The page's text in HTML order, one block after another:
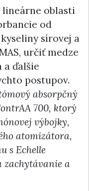
oblasti
od
sírovej a
určiť medze
a ďalšie
postupov.
absorpčný
700, ktorý
výbojky,
atomizátora,
s Echelle
zachytávanie a